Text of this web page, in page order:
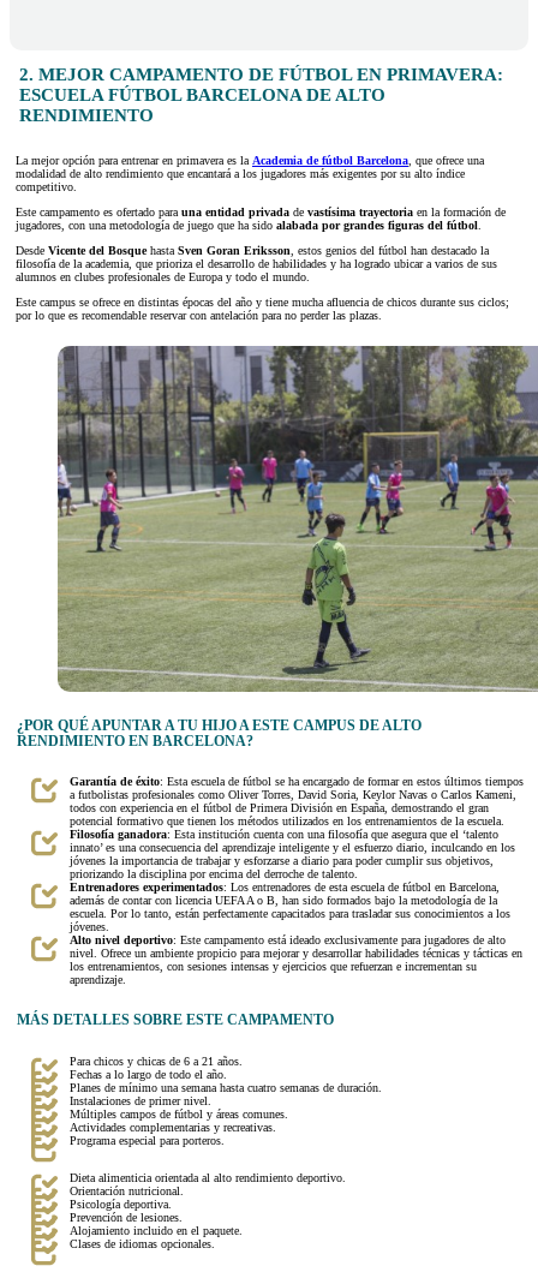
2. MEJOR CAMPAMENTO DE FÚTBOL EN PRIMAVERA:
ESCUELA FÚTBOL BARCELONA DE ALTO
RENDIMIENTO
La mejor opción para entrenar en primavera es la Academia de fútbol Barcelona , que ofrece una
modalidad de alto rendimiento que encantará a los jugadores más exigentes por su alto índice
competitivo.
Este campamento es ofertado para una entidad privada de vastísima trayectoria en la formación de
jugadores, con una metodología de juego que ha sido alabada por grandes figuras del fútbol
Desde Vicente del Bosquehasta Sven Goran Eriksson , estos genios del fútbol han destacado la
filosofía de la academia, que prioriza el desarrollo de habilidades y ha logrado ubicar a varios de sus
alumnos en clubes profesionales de Europa y todo el mundo.
Este campus se ofrece en distintas épocas del año y tiene mucha afluencia de chicos durante sus ciclos;
por lo que es recomendable reservar con antelación para no perder las plazas.
¿POR QUÉ APUNTAR A TU HIJO A ESTE CAMPUS DE ALTO
RENDIMIENTO EN BARCELONA?
Garantía de éxito: Esta escuela de fútbol se ha encargado de formar en estos últimos tiempos
a futbolistas profesionales como Oliver Torres, David Soria, Keylor Navas o Carlos Kameni,
todos con experiencia en el fútbol de Primera División en España, demostrando el gran
potencial formativo que tienen los métodos utilizados en los entrenamientos de la escuela.
Filosofía ganadora: Esta institución cuenta con una filosofía que asegura que el ‘talento
innato’ es una consecuencia del aprendizaje inteligente y el esfuerzo diario, inculcando en los
jóvenes la importancia de trabajar y esforzarse a diario para poder cumplir sus objetivos,
priorizando la disciplina por encima del derroche de talento.
Entrenadores experimentados: Los entrenadores de esta escuela de fútbol en Barcelona,
además de contar con licencia UEFA A o B, han sido formados bajo la metodología de la
escuela. Por lo tanto, están perfectamente capacitados para trasladar sus conocimientos a los
jóvenes.
Alto nivel deportivo: Este campamento está ideado exclusivamente para jugadores de alto
nivel. Ofrece un ambiente propicio para mejorar y desarrollar habilidades técnicas y tácticas en
los entrenamientos, con sesiones intensas y ejercicios que refuerzan e incrementan su
aprendizaje.
MÁS DETALLES SOBRE ESTE CAMPAMENTO
Para chicos y chicas de 6 a 21 años.
Fechas a lo largo de todo el año.
Planes de mínimo una semana hasta cuatro semanas de duración.
Instalaciones de primer nivel.
Múltiples campos de fútbol y áreas comunes.
Actividades complementarias y recreativas.
Programa especial para porteros.
Dieta alimenticia orientada al alto rendimiento deportivo.
Orientación nutricional.
Psicología deportiva.
Prevención de lesiones.
Alojamiento incluido en el paquete.
Clases de idiomas opcionales.